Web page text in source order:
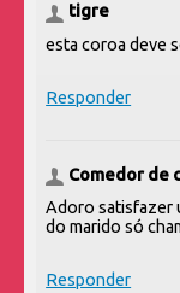
tigre
esta coroa deve
Responder
Comedor de
Adoro satisfazer
do marido só
Responder